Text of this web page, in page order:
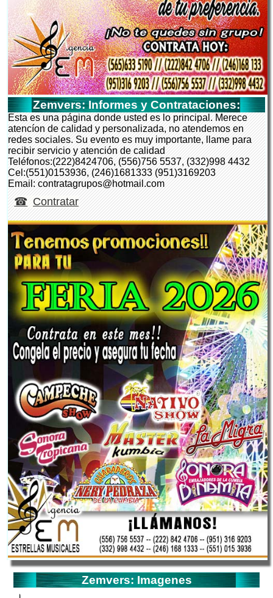
Zemvers: Informes y Contrataciones:
Esta es una página donde usted es lo principal. Merece
atencíon de calidad y personalizada, no atendemos en
redes sociales. Su evento es muy importante, llame para
recibir servicio y atención de calidad
Teléfonos:(222)8424706, (556)756 5537, (332)998 4432
Cel:(551)0153936, (246)1681333 (951)3169203
Email: contratagrupos@hotmail.com
Contratar
Zemvers: Imagenes